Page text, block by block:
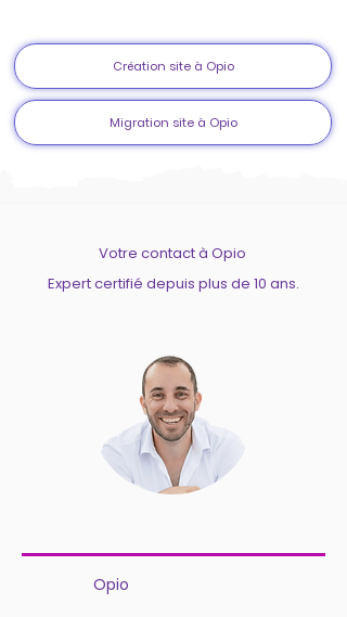
Création site à Opio
Migration site à Opio
Votre contact à Opio
Expert certifié depuis plus de 10 ans.
Opio